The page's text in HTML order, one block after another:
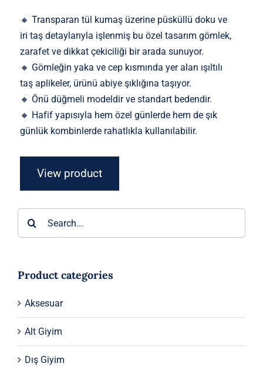
4.160 ₺.
fiyat:
2.990 ₺.
🔸 Transparan tül kumaş üzerine püsküllü doku ve
iri taş detaylarıyla işlenmiş bu özel tasarım gömlek,
zarafet ve dikkat çekiciliği bir arada sunuyor.
🔸 Gömleğin yaka ve cep kısmında yer alan ışıltılı
taş aplikeler, ürünü abiye şıklığına taşıyor.
🔸 Önü düğmeli modeldir ve standart bedendir.
🔸 Hafif yapısıyla hem özel günlerde hem de şık
günlük kombinlerde rahatlıkla kullanılabilir.
View product
Product categories
Aksesuar
Alt Giyim
Dış Giyim